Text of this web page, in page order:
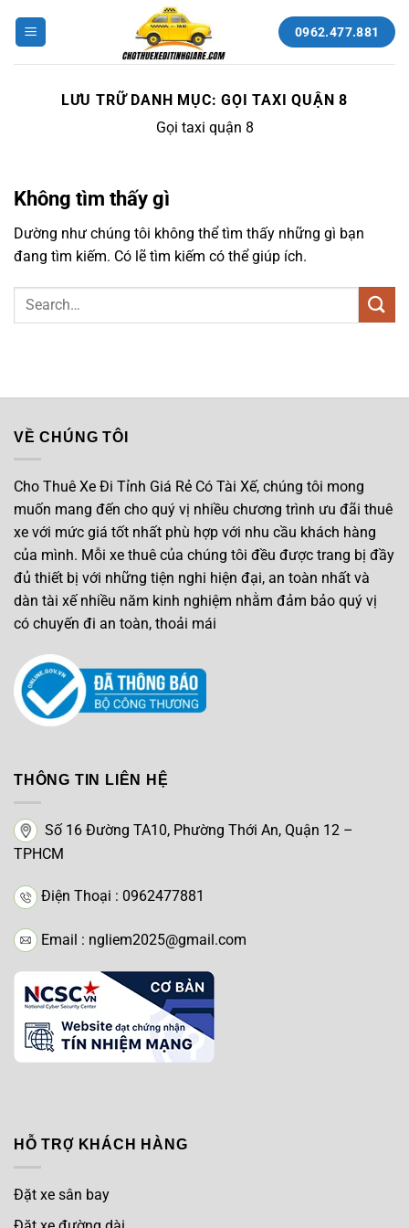
0962.477.881
LƯU TRỮ DANH MỤC:GỌI TAXI QUẬN 8
Gọi taxi quận 8
Không tìm thấy gì
Dường như chúng tôi không thể tìm thấy những gì bạn
đang tìm kiếm. Có lẽ tìm kiếm có thể giúp ích.
VỀ CHÚNG TÔI
Cho Thuê Xe Đi Tỉnh Giá Rẻ Có Tài Xế, chúng tôi mong
muốn mang đến cho quý vị nhiều chương trình ưu đãi thuê
xe với mức giá tốt nhất phù hợp với nhu cầu khách hàng
của mình. Mỗi xe thuê của chúng tôi đều được trang bị đầy
đủ thiết bị với những tiện nghi hiện đại, an toàn nhất và
dàn tài xế nhiều năm kinh nghiệm nhằm đảm bảo quý vị
có chuyến đi an toàn, thoải mái
THÔNG TIN LIÊN HỆ
Số 16 Đường TA10, Phường Thới An, Quận 12 –
TPHCM
Điện Thoại : 0962477881
Email : ngliem2025@gmail.com
HỖ TRỢ KHÁCH HÀNG
Đặt xe sân bay